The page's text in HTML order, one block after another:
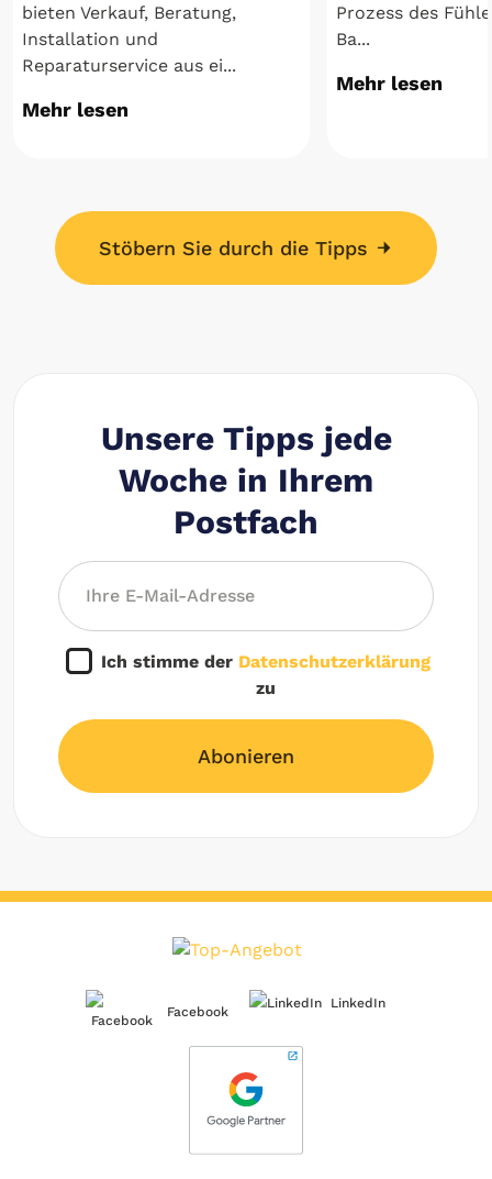
bieten Verkauf, Beratung,
Installation und
Reparaturservice aus ei...
Mehr lesen
Prozess des
Ba...
Mehr lesen
Stöbern Sie durch die Tipps
Unsere Tipps jede
Woche in Ihrem
Postfach
Ich stimme der Datenschutzerklärung
zu
Abonieren
Facebook
LinkedIn